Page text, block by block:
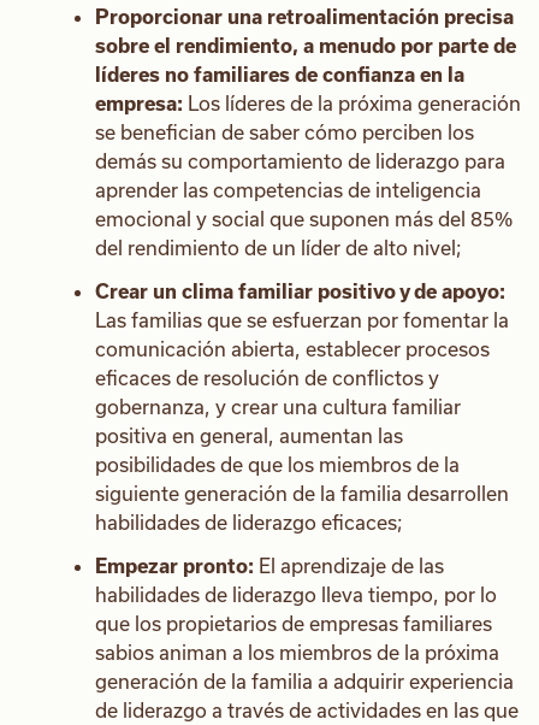
Proporcionar una retroalimentación precisa
sobre el rendimiento, a menudo por parte de
líderes no familiares de confianza en la
empresa: Los líderes de la próxima generación
se benefician de saber cómo perciben los
demás su comportamiento de liderazgo para
aprender las competencias de inteligencia
emocional y social que suponen más del 85%
del rendimiento de un líder de alto nivel;
Crear un clima familiar positivo y de apoyo:
Las familias que se esfuerzan por fomentar la
comunicación abierta, establecer procesos
eficaces de resolución de conflictos y
gobernanza, y crear una cultura familiar
positiva en general, aumentan las
posibilidades de que los miembros de la
siguiente generación de la familia desarrollen
habilidades de liderazgo eficaces;
Empezar pronto: El aprendizaje de las
habilidades de liderazgo lleva tiempo, por lo
que los propietarios de empresas familiares
sabios animan a los miembros de la próxima
generación de la familia a adquirir experiencia
de liderazgo a través de actividades en las que